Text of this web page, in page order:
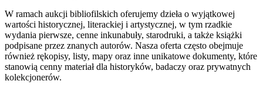
W ramach aukcji bibliofilskich oferujemy dzieła o wyjątkowej
wartości historycznej, literackiej i artystycznej, w tym rzadkie
wydania pierwsze, cenne inkunabuły, starodruki, a także książki
podpisane przez znanych autorów. Nasza oferta często obejmuje
również rękopisy, listy, mapy oraz inne unikatowe dokumenty, które
stanowią cenny materiał dla historyków, badaczy oraz prywatnych
kolekcjonerów.